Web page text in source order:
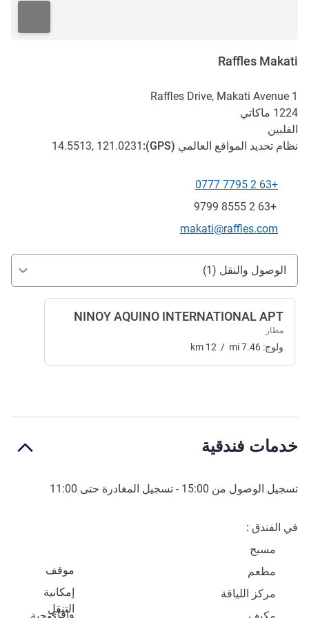
Raffles Makati
1 Raffles Drive, Makati Avenue
1224 ماكاتي
الفلبين
نظام تحديد المواقع العالمي (GPS
):
14.5513, 121.0231
الهاتف
+63 2 7795 0777
فاكس
+63 2 8555 9799
تواصل معنا عبر البريد الإلكتروني
makati@raffles.com
الوصول والتنقل
الوصول والنقل (1)
NINOY AQUINO INTERNATIONAL APT
مطار
ولوج: km 12 / mi7.46
خدمات فندقية
تسجيل الوصول من 15:00 - تسجيل المغادرة حتى 11:00
في الفندق
مسبح
موقف
مطعم
إمكانية
التنقل
مركز اللياقة
وافاي